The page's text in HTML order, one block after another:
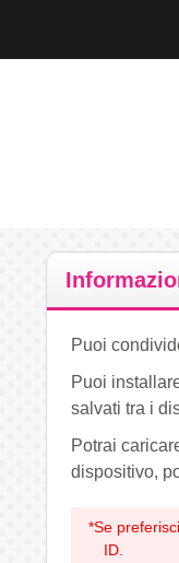
Puoi
Puoi
salvati tra i
Potrai
dispositivo,
*Se
ID.